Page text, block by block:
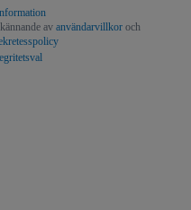
av användarvillkor och